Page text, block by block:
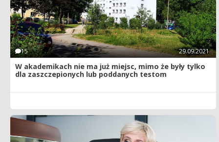
15 29.09.2021
W akademikach nie ma już miejsc, mimo że były tylko
dla zaszczepionych lub poddanych testom